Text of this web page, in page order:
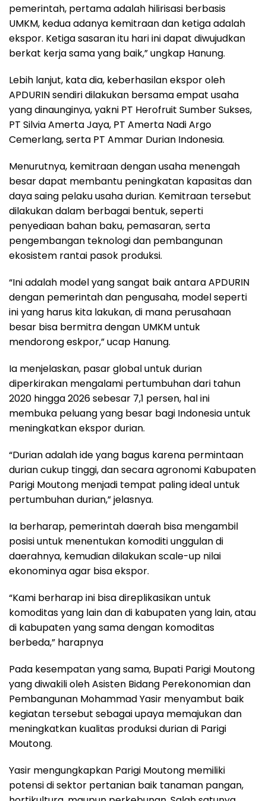
pemerintah, pertama adalah hilirisasi berbasis
UMKM, kedua adanya kemitraan dan ketiga adalah
ekspor. Ketiga sasaran itu hari ini dapat diwujudkan
berkat kerja sama yang baik,” ungkap Hanung.
Lebih lanjut, kata dia, keberhasilan ekspor oleh
APDURIN sendiri dilakukan bersama empat usaha
yang dinaunginya, yakni PT Herofruit Sumber Sukses,
PT Silvia Amerta Jaya, PT Amerta Nadi Argo
Cemerlang, serta PT Ammar Durian Indonesia.
Menurutnya, kemitraan dengan usaha menengah
besar dapat membantu peningkatan kapasitas dan
daya saing pelaku usaha durian. Kemitraan tersebut
dilakukan dalam berbagai bentuk, seperti
penyediaan bahan baku, pemasaran, serta
pengembangan teknologi dan pembangunan
ekosistem rantai pasok produksi.
“Ini adalah model yang sangat baik antara APDURIN
dengan pemerintah dan pengusaha, model seperti
ini yang harus kita lakukan, di mana perusahaan
besar bisa bermitra dengan UMKM untuk
mendorong eskpor,” ucap Hanung.
Ia menjelaskan, pasar global untuk durian
diperkirakan mengalami pertumbuhan dari tahun
2020 hingga 2026 sebesar 7,1 persen, hal ini
membuka peluang yang besar bagi Indonesia untuk
meningkatkan ekspor durian.
“Durian adalah ide yang bagus karena permintaan
durian cukup tinggi, dan secara agronomi Kabupaten
Parigi Moutong menjadi tempat paling ideal untuk
pertumbuhan durian,” jelasnya.
Ia berharap, pemerintah daerah bisa mengambil
posisi untuk menentukan komoditi unggulan di
daerahnya, kemudian dilakukan scale-up nilai
ekonominya agar bisa ekspor.
“Kami berharap ini bisa direplikasikan untuk
komoditas yang lain dan di kabupaten yang lain, atau
di kabupaten yang sama dengan komoditas
berbeda,” harapnya
Pada kesempatan yang sama, Bupati Parigi Moutong
yang diwakili oleh Asisten Bidang Perekonomian dan
Pembangunan Mohammad Yasir menyambut baik
kegiatan tersebut sebagai upaya memajukan dan
meningkatkan kualitas produksi durian di Parigi
Moutong.
Yasir mengungkapkan Parigi Moutong memiliki
potensi di sektor pertanian baik tanaman pangan,